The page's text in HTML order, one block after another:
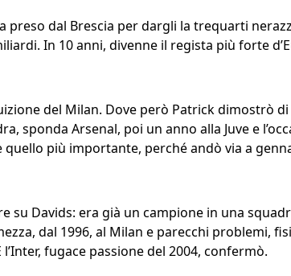
preso dal Brescia per dargli la trequarti
In 10 anni, divenne il regista più forte
del Milan. Dove però Patrick dimostrò
sponda Arsenal, poi un anno alla Juve e
più importante, perché andò via a
su Davids: era già un campione in una
dal 1996, al Milan e parecchi problemi,
fugace passione del 2004, confermò.